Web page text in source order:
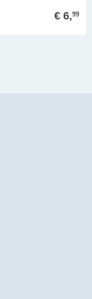
€ 6,99